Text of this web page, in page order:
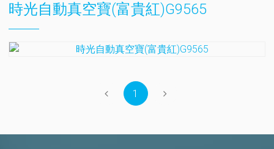
時光自動真空寶(富貴紅)G9565
1